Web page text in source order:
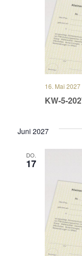
KW-5-
16. Mai 2027
Juni 2027
DO.
17